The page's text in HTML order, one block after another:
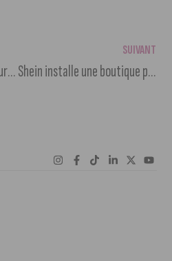
Que retenir de la saison touristique 2025 ?
SUIVANT
Shein installe une boutique permanente à Dijon